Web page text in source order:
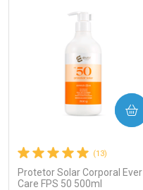
(13)
Protetor Solar Corporal Ever
Care FPS 50 500ml
COMPRAR